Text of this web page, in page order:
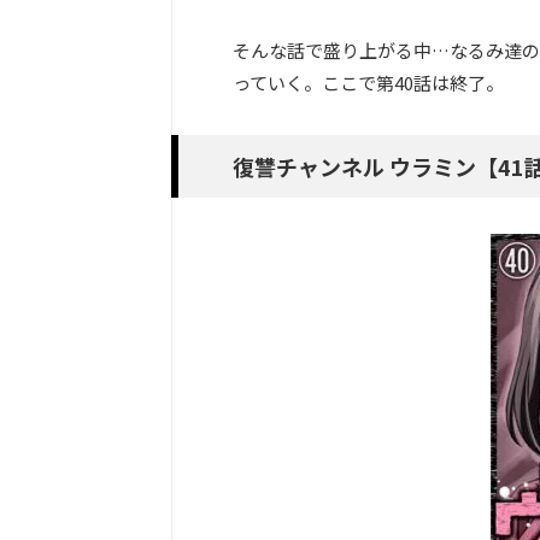
そんな話で盛り上がる中…なるみ達
っていく。ここで第40話は終了。
復讐チャンネル ウラミン【41